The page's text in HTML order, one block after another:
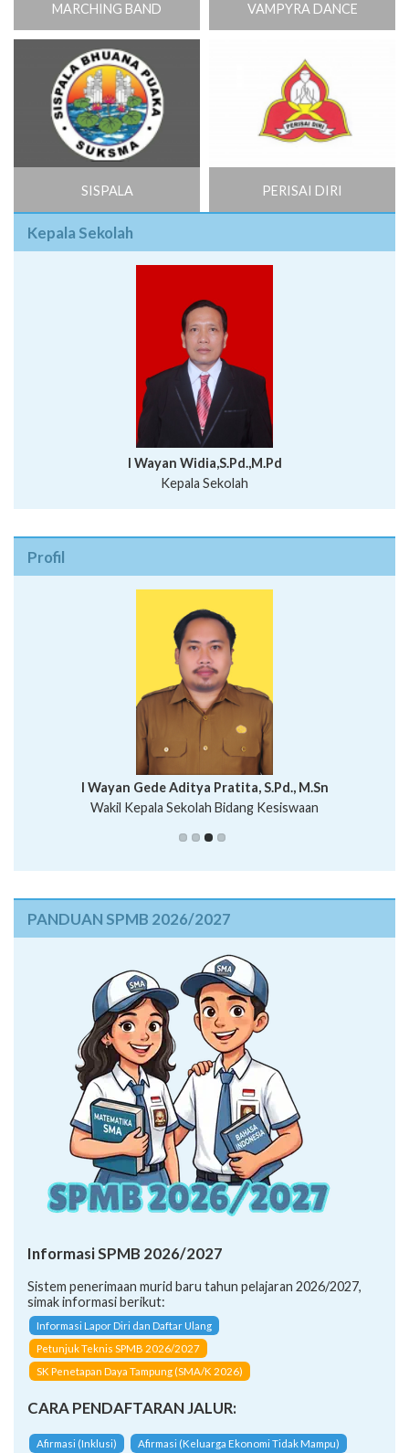
MARCHING BAND VAMPYRA DANCE
SISPALA PERISAI DIRI
Kepala Sekolah
I Wayan Widia,S.Pd.,M.Pd
Kepala Sekolah
Profil
Putu Suhartana, S.Pd.
I Wayan Bawa Parmita, S.Pd
I Wayan Gede Aditya Pratita, S.Pd., M.Sn
Wakil Kepala Sekolah Bidang Kesiswaan
Ni Wayan Nopi Sutantri, S.Pd.
PANDUAN SPMB 2026/2027
Informasi SPMB 2026/2027
Sistem penerimaan murid baru tahun pelajaran 2026/2027,
simak informasi berikut:
Informasi Lapor Diri dan Daftar Ulang
Petunjuk Teknis SPMB 2026/2027
SK Penetapan Daya Tampung (SMA/K 2026)
CARA PENDAFTARAN JALUR:
Afirmasi (Inklusi) Afirmasi (Keluarga Ekonomi Tidak Mampu)